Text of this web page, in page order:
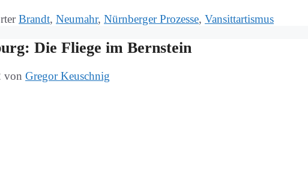
Brandt, Neumahr, Nürnberger Prozesse, Vansittartismus
Die Flie­ge im Bern­stein
von Gregor Keuschnig